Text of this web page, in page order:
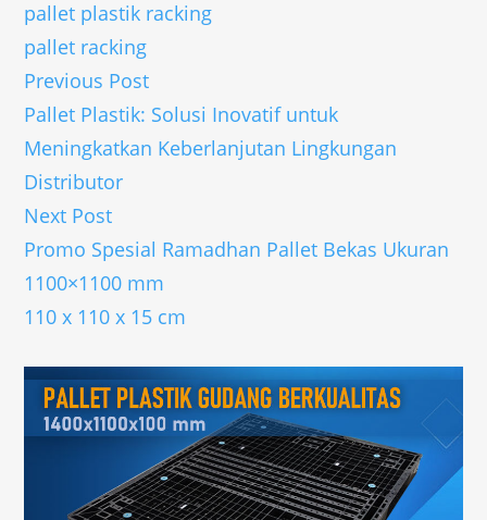
pallet plastik racking
pallet racking
Previous Post
Pallet Plastik: Solusi Inovatif untuk
Meningkatkan Keberlanjutan Lingkungan
Distributor
Next Post
Promo Spesial Ramadhan Pallet Bekas Ukuran
1100×1100 mm
110 x 110 x 15 cm